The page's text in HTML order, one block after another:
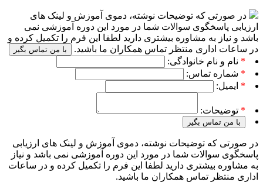
در صورتی که توضیحات نوشته، دموی آموزش و لینک های
ارزیابی پاسخگوی سوالات شما در مورد این دوره آموزشی نمی
باشد و نیاز به مشاوره بیشتری دارید لطفا این فرم را تکمیل کرده و
در ساعات اداری منتظر تماس همکاران ما باشید.
با من تماس بگیر
* نام و نام خانوادگی:
* شماره تماس:
* ایمیل:
* توضیحات:
با من تماس بگیر
در صورتی که توضیحات نوشته، دموی آموزش و لینک های ارزیابی
پاسخگوی سوالات شما در مورد این دوره آموزشی نمی باشد و نیاز
به مشاوره بیشتری دارید لطفا این فرم را تکمیل کرده و در ساعات
اداری منتظر تماس همکاران ما باشید.